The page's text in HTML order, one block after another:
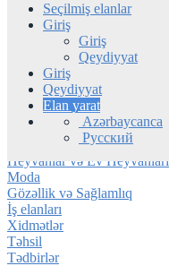
Seçilmiş elanlar
Giriş
Giriş
Qeydiyyat
Giriş
Qeydiyyat
Elan yarat
Azərbaycanca
Русский
Azerbaijan
Qazax
Avtomobil
Telefon & Planşet
Elektronika
Mebel & Məişət texnikası
Daşınmaz əmlak
Heyvanlar və Ev Heyvanları
Moda
Gözəllik və Sağlamlıq
İş elanları
Xidmətlər
Təhsil
Tədbirlər